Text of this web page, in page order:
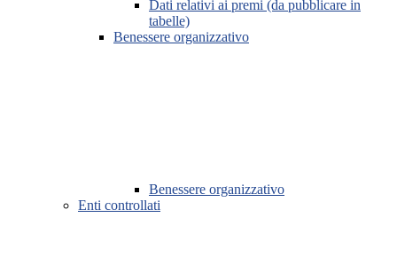
Dati relativi ai premi (da pubblicare in
tabelle)
Benessere organizzativo
Benessere organizzativo
Enti controllati